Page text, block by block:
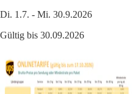
Di. 1.7. - Mi. 30.9.2026
Gültig bis 30.09.2026